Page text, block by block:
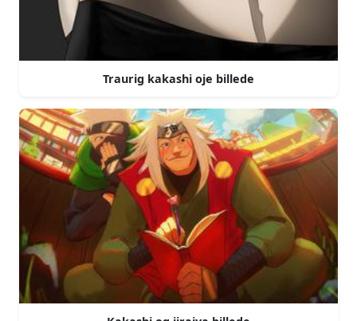
Traurig kakashi oje billede